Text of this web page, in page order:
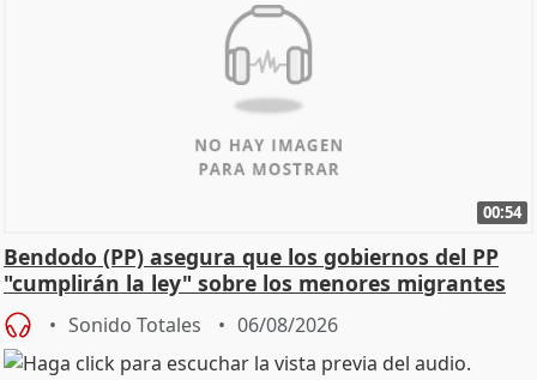
00:54
Bendodo (PP) asegura que los gobiernos del PP
"cumplirán la ley" sobre los menores migrantes
Sonido Totales 06/08/2026